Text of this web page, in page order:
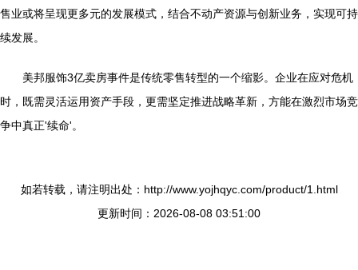
售业或将呈现更多元的发展模式，结合不动产资源与创新业务，实现可持
续发展。
美邦服饰3亿卖房事件是传统零售转型的一个缩影。企业在应对危机
时，既需灵活运用资产手段，更需坚定推进战略革新，方能在激烈市场竞
争中真正'续命'。
如若转载，请注明出处：http://www.yojhqyc.com/product/1.html
更新时间：2026-08-08 03:51:00